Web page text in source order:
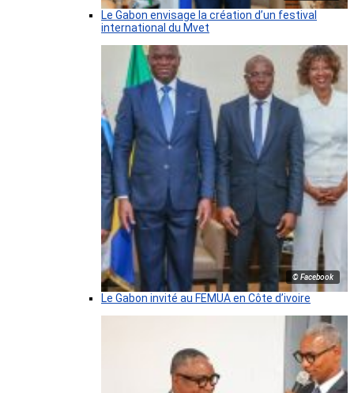
Le Gabon envisage la création d’un festival
international du Mvet
© Facebook
Le Gabon invité au FEMUA en Côte d’ivoire